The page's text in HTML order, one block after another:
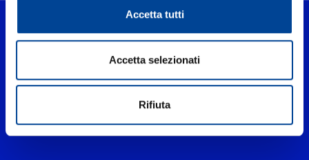
Accetta tutti
Accetta selezionati
Rifiuta